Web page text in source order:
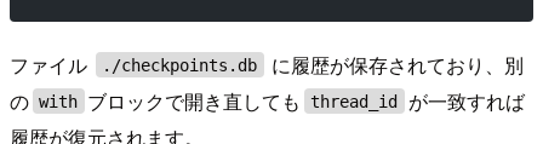
ファイル ./checkpoints.db
に履歴が保存されており、別
の with ブロックで開き直しても thread_id
が一致すれば
履歴が復元されます。